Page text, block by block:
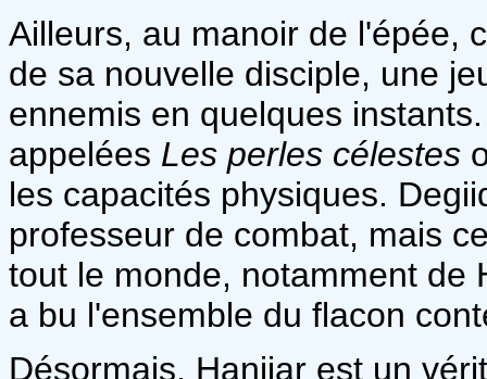
Ailleurs, au manoir de l'épée,
de sa nouvelle disciple, une
ennemis en quelques
appelées Les perles célestes
les capacités physiques.
professeur de combat, mais
tout le monde, notamment de
a bu l'ensemble du flacon
Désormais, Hanjiar est un